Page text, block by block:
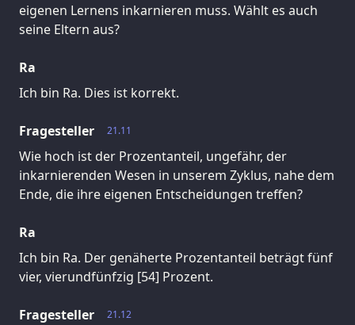
eigenen Lernens inkarnieren muss. Wählt es auch
seine Eltern aus?
Ra
Ich bin Ra. Dies ist korrekt.
21.11
Fragesteller
Wie hoch ist der Prozentanteil, ungefähr, der
inkarnierenden Wesen in unserem Zyklus, nahe dem
Ende, die ihre eigenen Entscheidungen treffen?
Ra
Ich bin Ra. Der genäherte Prozentanteil beträgt fünf
vier, vierundfünfzig [54] Prozent.
21.12
Fragesteller